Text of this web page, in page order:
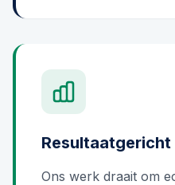
Ons werk draait om